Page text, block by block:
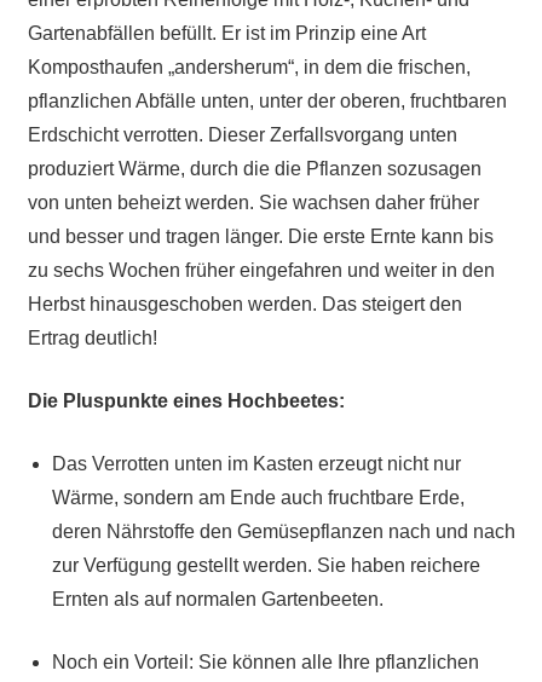
Gartenabfällen befüllt. Er ist im Prinzip eine Art
Komposthaufen „andersherum“, in dem die frischen,
pflanzlichen Abfälle unten, unter der oberen, fruchtbaren
Erdschicht verrotten. Dieser Zerfallsvorgang unten
produziert Wärme, durch die die Pflanzen sozusagen
von unten beheizt werden. Sie wachsen daher früher
und besser und tragen länger. Die erste Ernte kann bis
zu sechs Wochen früher eingefahren und weiter in den
Herbst hinausgeschoben werden. Das steigert den
Ertrag deutlich!
Die Pluspunkte eines Hochbeetes:
Das Verrotten unten im Kasten erzeugt nicht nur
Wärme, sondern am Ende auch fruchtbare Erde,
deren Nährstoffe den Gemüsepflanzen nach und nach
zur Verfügung gestellt werden. Sie haben reichere
Ernten als auf normalen Gartenbeeten.
Noch ein Vorteil: Sie können alle Ihre pflanzlichen